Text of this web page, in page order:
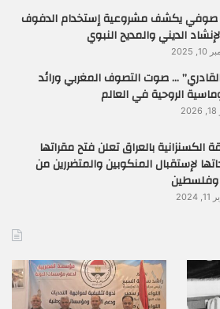
صوفي يكشف مشروعية إستخدام الدفوف
الديني والمديح النبوي
2025
… صوت التصوف المغربي ورائد
الروحية في العالم
الكسنزانية بالعراق تعلن فتح مقراتها
لإستقبال المنكوبين والمتضررين من
وفلسطين